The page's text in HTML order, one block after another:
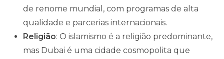
de renome mundial, com programas de alta
qualidade e parcerias internacionais.
Religião: O islamismo é a religião predominante,
mas Dubai é uma cidade cosmopolita que